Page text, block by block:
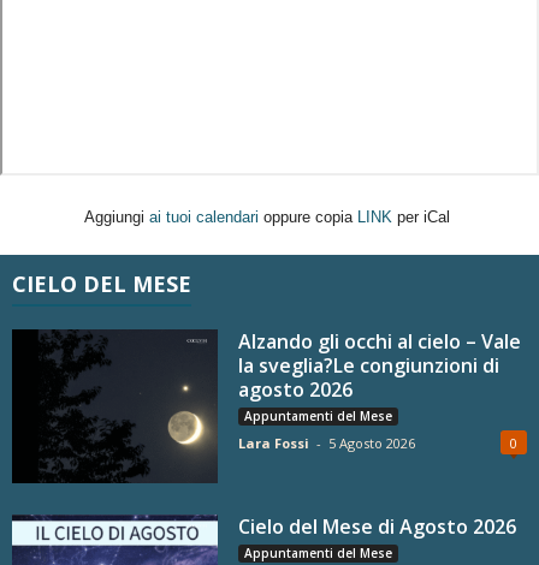
Aggiungi ai tuoi calendari oppure copia LINK per iCal
CIELO DEL MESE
Alzando gli occhi al cielo – Vale
la sveglia?Le congiunzioni di
agosto 2026
Appuntamenti del Mese
Lara Fossi - 5 Agosto 2026 0
Cielo del Mese di Agosto 2026
Appuntamenti del Mese